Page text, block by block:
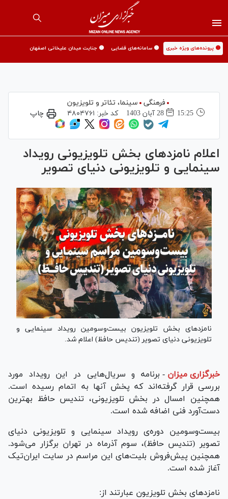
🟡 پرونده‌های ویژه خبری 🟡 سامانه‌های قضایی 🟡 جنایت میدان علیخانی اصفهان
فرهنگی
سینما،‌ تئاتر و تلویزیون
15:25
28 آبان 1403 کد خبر: ۴۸۰۴۷۶۱ چاپ
اعلام نامزد‌های بخش تلویزیونی رویداد
سینمایی و تلویزیونی دنیای تصویر
نامزد‌های بخش تلویزیون بیست‌و‌سومین رویداد سینمایی و
تلویزیونی دنیای تصویر (تندیس حافظ) اعلام شد.
خبرگزاری میزان - برنامه و سریال‌هایی در این رویداد مورد
بررسی قرار گرفته‌اند که پخش آنها به اتمام رسیده است.
همچنین امسال در بخش تلویزیونی، تندیس حافظ بهترین
دست‌آورد فنی اضافه شده است.
بیست‌و‌سومین دوره‌ی رویداد سینمایی و تلویزیونی دنیای
تصویر (تندیس حافظ)، سوم آذر‌ماه در تهران برگزار می‌شود.
همچنین پیش‌فروش بلیت‌های این مراسم در سایت ایران‌تیک
آغاز شده است.
نامزد‌های بخش تلویزیون عبارتند از: